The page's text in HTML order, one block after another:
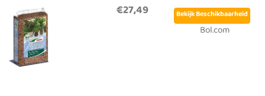
€27,49
Bekijk Beschikbaarheid
Bol.com